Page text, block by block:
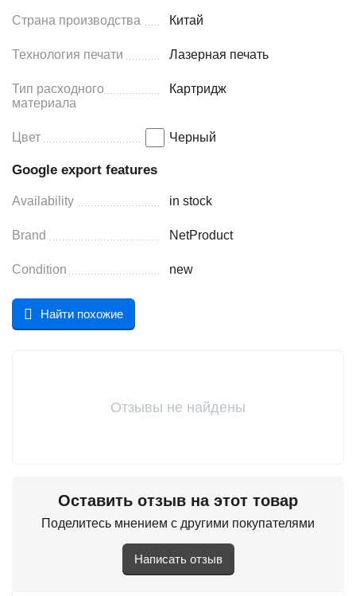
Страна производства Китай
Технология печати Лазерная печать
Тип расходного
материала
Картридж
Цвет Черный
Google export features
Availability in stock
Brand NetProduct
Condition new
Найти похожие
Отзывы не найдены
Оставить отзыв на этот товар
Поделитесь мнением с другими покупателями
Написать отзыв